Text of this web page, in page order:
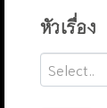
หัวเรื่อง
Select..